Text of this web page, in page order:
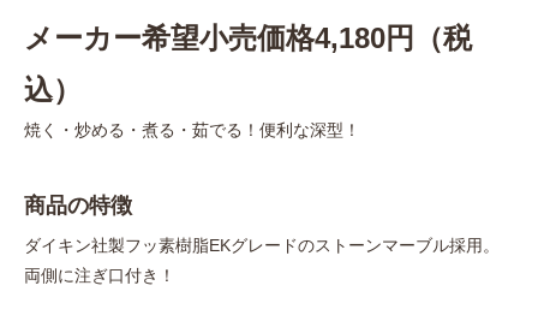
メーカー希望小売価格4,180円（税
込）
焼く・炒める・煮る・茹でる！便利な深型！
商品の特徴
ダイキン社製フッ素樹脂EKグレードのストーンマーブル採用。
両側に注ぎ口付き！